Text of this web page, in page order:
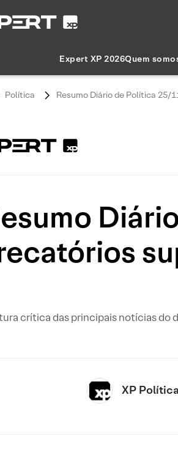
Expert XP 2026Quem
Política Resumo Diário de Política 25/
crítica das principais notícias do
XP Política